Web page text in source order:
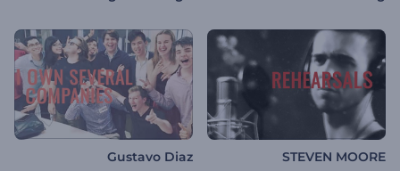
STEVEN MOORE
Gustavo Diaz